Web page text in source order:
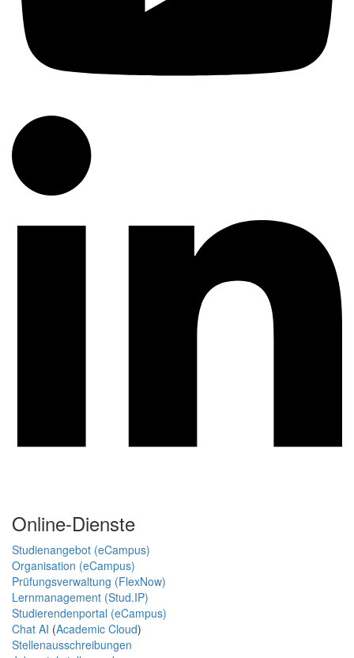
Online-Dienste
Studienangebot (eCampus)
Organisation (eCampus)
Prüfungsverwaltung (FlexNow)
Lernmanagement (Stud.IP)
Studierendenportal (eCampus)
Chat AI (Academic Cloud)
Stellenausschreibungen